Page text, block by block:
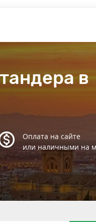
в
Оплата на сайте
или наличными на